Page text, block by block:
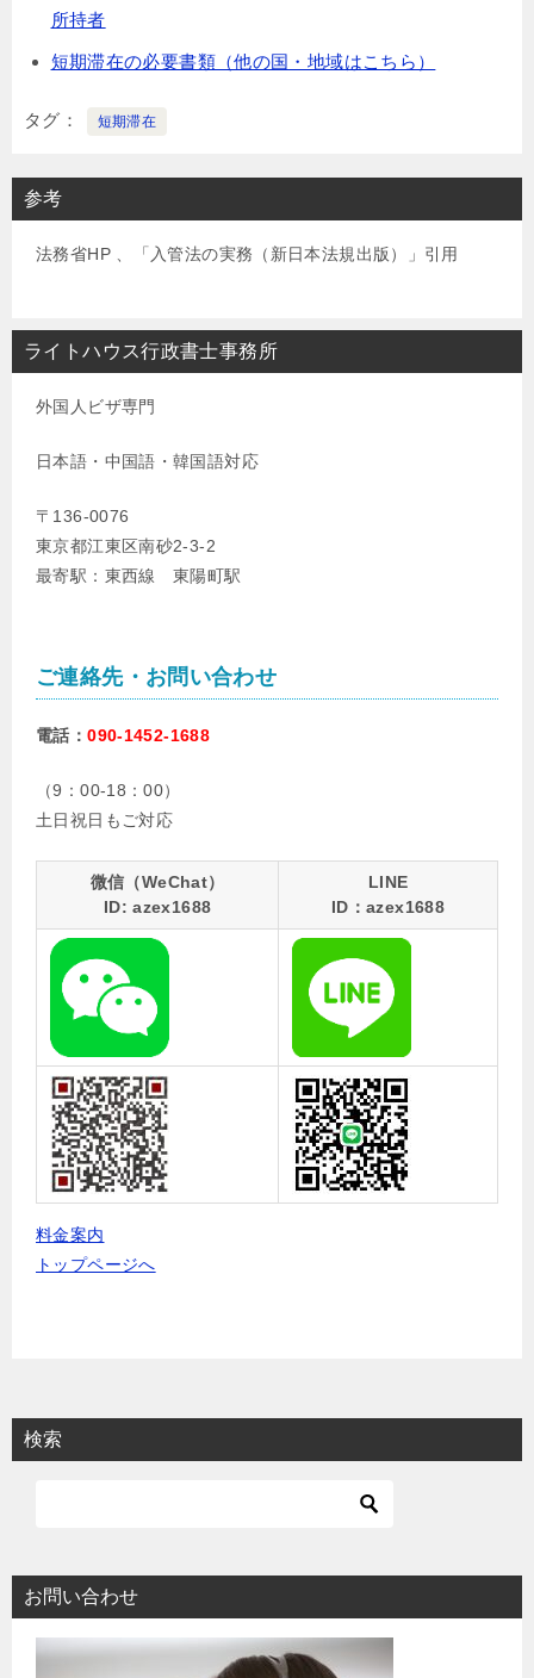
所持者
短期滞在の必要書類（他の国・地域はこちら）
タグ 短期滞在
参考
法務省HP 、「入管法の実務（新日本法規出版）」引用
ライトハウス行政書士事務所
外国人ビザ専門
日本語・中国語・韓国語対応
〒136-0076
東京都江東区南砂2-3-2
最寄駅：東西線 東陽町駅
ご連絡先・お問い合わせ
電話：090-1452-1688
（9：00-18：00）
土日祝日もご対応
微信（WeChat）
ID: azex1688
LINE
ID：azex1688
料金案内
トップページへ
検索
お問い合わせ